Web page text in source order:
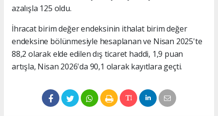
azalışla 125 oldu.
İhracat birim değer endeksinin ithalat birim değer
endeksine bölünmesiyle hesaplanan ve Nisan 2025'te
88,2 olarak elde edilen dış ticaret haddi, 1,9 puan
artışla, Nisan 2026'da 90,1 olarak kayıtlara geçti.